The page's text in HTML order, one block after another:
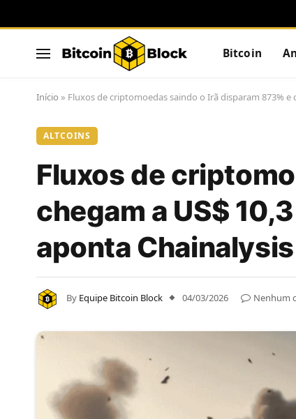
Bitcoin
Início » Fluxos de criptomoedas saindo o Irã disparam 873%
ALTCOINS
Fluxos de
chegam a US$
aponta Chainalysis
By Equipe Bitcoin Block 04/03/2026 Nenhum